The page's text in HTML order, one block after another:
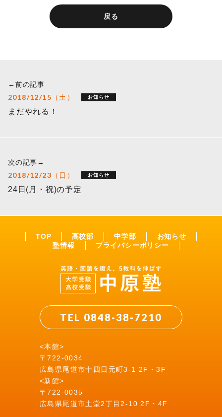
戻る
←前の記事
2018/12/15（土） お知らせ
まだやれる！
次の記事→
2018/12/23（日） お知らせ
24日(月・祝)の予定
TOP 高校部 中学部
お知らせ
塾情報
プライバシーポリシー
TEL 0848-38-7210
<本館>
〒722-0034
広島県尾道市十四日元町3-1 2F・3F
<新館>
〒722-0035
広島県尾道市土堂2丁目2-10 2F・4F